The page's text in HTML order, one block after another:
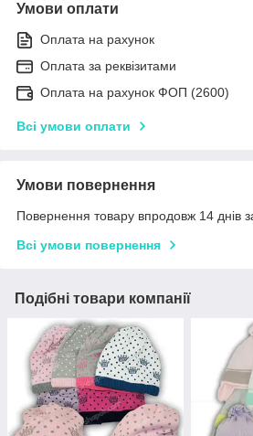
Умови оплати
Оплата на рахунок
Оплата за реквізитами
Оплата на рахунок ФОП (2600)
Всі умови оплати
Умови повернення
Повернення товару впродовж 14 днів
Всі умови повернення
Подібні товари компанії